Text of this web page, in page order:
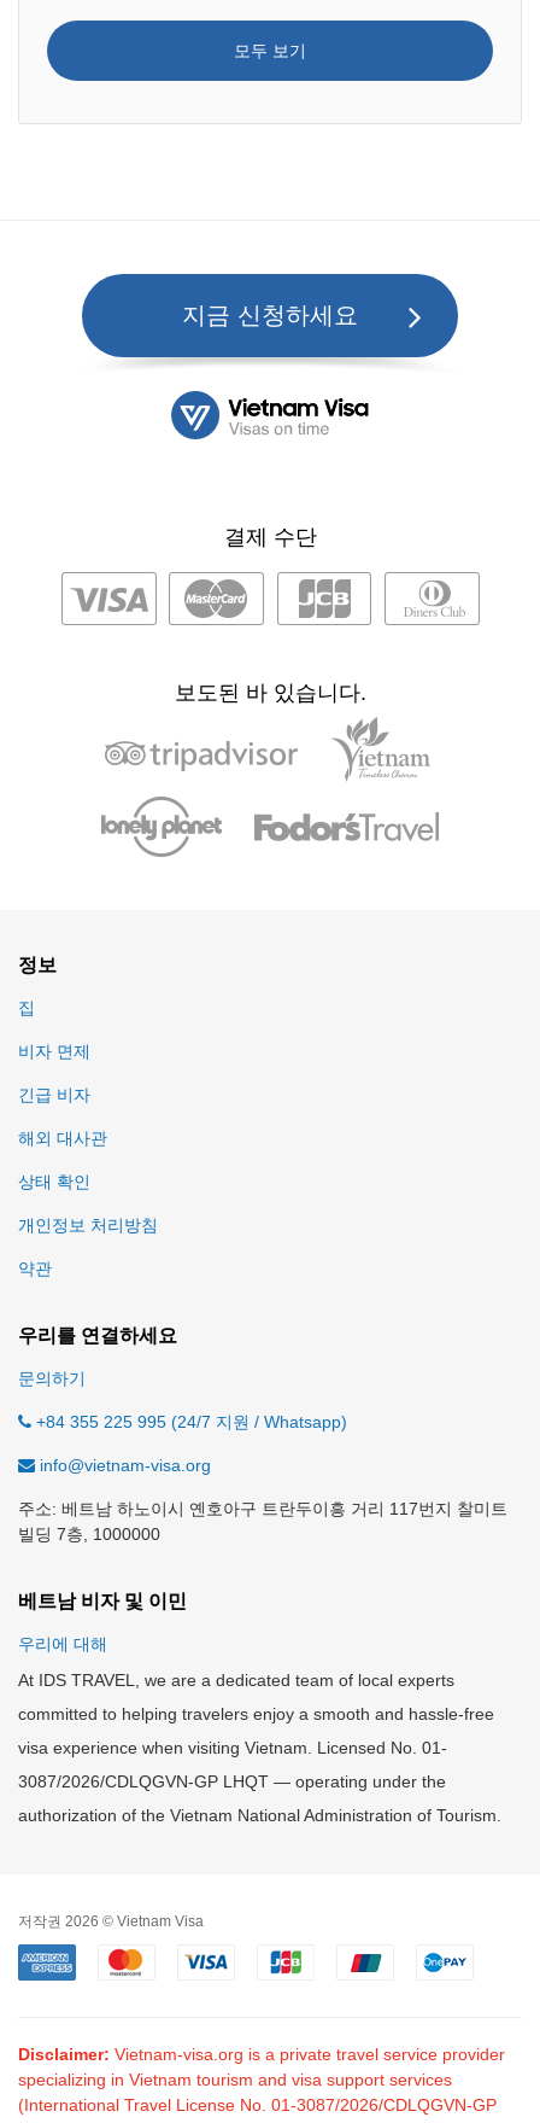
모두 보기
지금 신청하세요
결제 수단
보도된 바 있습니다.
정보
집
비자 면제
긴급 비자
해외 대사관
상태 확인
개인정보 처리방침
약관
우리를 연결하세요
문의하기
+84 355 225 995 (24/7 지원 / Whatsapp)
info@vietnam-visa.org
주소: 베트남 하노이시 옌호아구 트란두이흥 거리 117번지 찰미트
빌딩 7층, 1000000
베트남 비자 및 이민
우리에 대해
At IDS TRAVEL, we are a dedicated team of local experts
committed to helping travelers enjoy a smooth and hassle-free
visa experience when visiting Vietnam. Licensed No. 01-
3087/2026/CDLQGVN-GP LHQT — operating under the
authorization of the Vietnam National Administration of Tourism.
저작권 2026 © Vietnam Visa
Disclaimer: Vietnam-visa.org is a private travel service provider
specializing in Vietnam tourism and visa support services
(International Travel License No. 01-3087/2026/CDLQGVN-GP